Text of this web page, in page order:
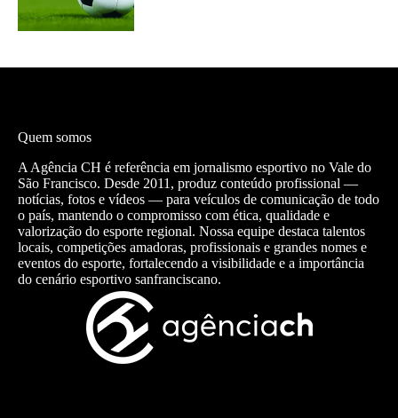
Quem somos
A Agência CH é referência em jornalismo esportivo no Vale do
São Francisco. Desde 2011, produz conteúdo profissional —
notícias, fotos e vídeos — para veículos de comunicação de todo
o país, mantendo o compromisso com ética, qualidade e
valorização do esporte regional. Nossa equipe destaca talentos
locais, competições amadoras, profissionais e grandes nomes e
eventos do esporte, fortalecendo a visibilidade e a importância
do cenário esportivo sanfranciscano.